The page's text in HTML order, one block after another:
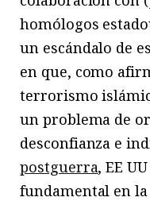
homólogos
un escándalo de
en que, como
terrorismo
un problema de
desconfianza e
postguerra, EE
fundamental en